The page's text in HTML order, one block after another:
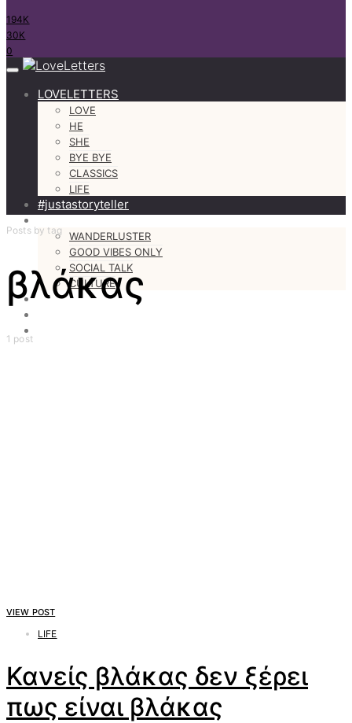
194K
30K
0
LOVELETTERS
LOVE
HE
SHE
BYE BYE
CLASSICS
LIFE
#justastoryteller
MORE
WANDERLUSTER
GOOD VIBES ONLY
SOCIAL TALK
CULTURE
LOVESTARS
Posts by tag
βλάκας
1 post
VIEW POST
LIFE
Κανείς βλάκας δεν ξέρει
πως είναι βλάκας